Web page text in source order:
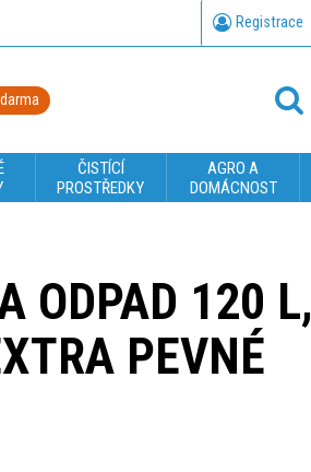
Registrace
ČISTÍCÍ
PROSTŘEDKY
AGRO A
DOMÁCNOST
ODPAD 120 L,
PEVNÉ